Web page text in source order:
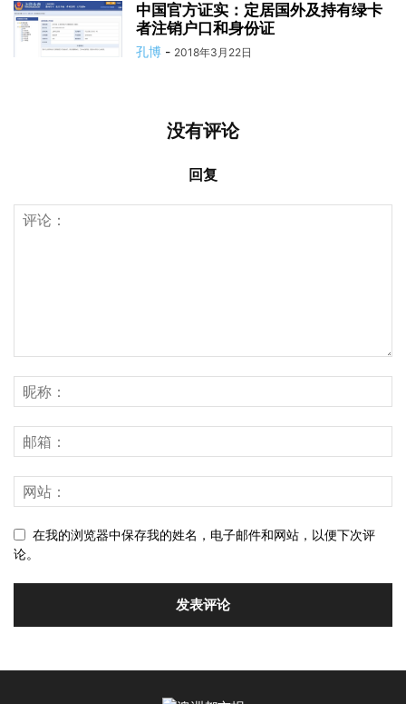
中国官方证实：定居国外及持有绿卡
者注销户口和身份证
孔博 - 2018年3月22日
没有评论
回复
在我的浏览器中保存我的姓名，电子邮件和网站，以便下次评
论。